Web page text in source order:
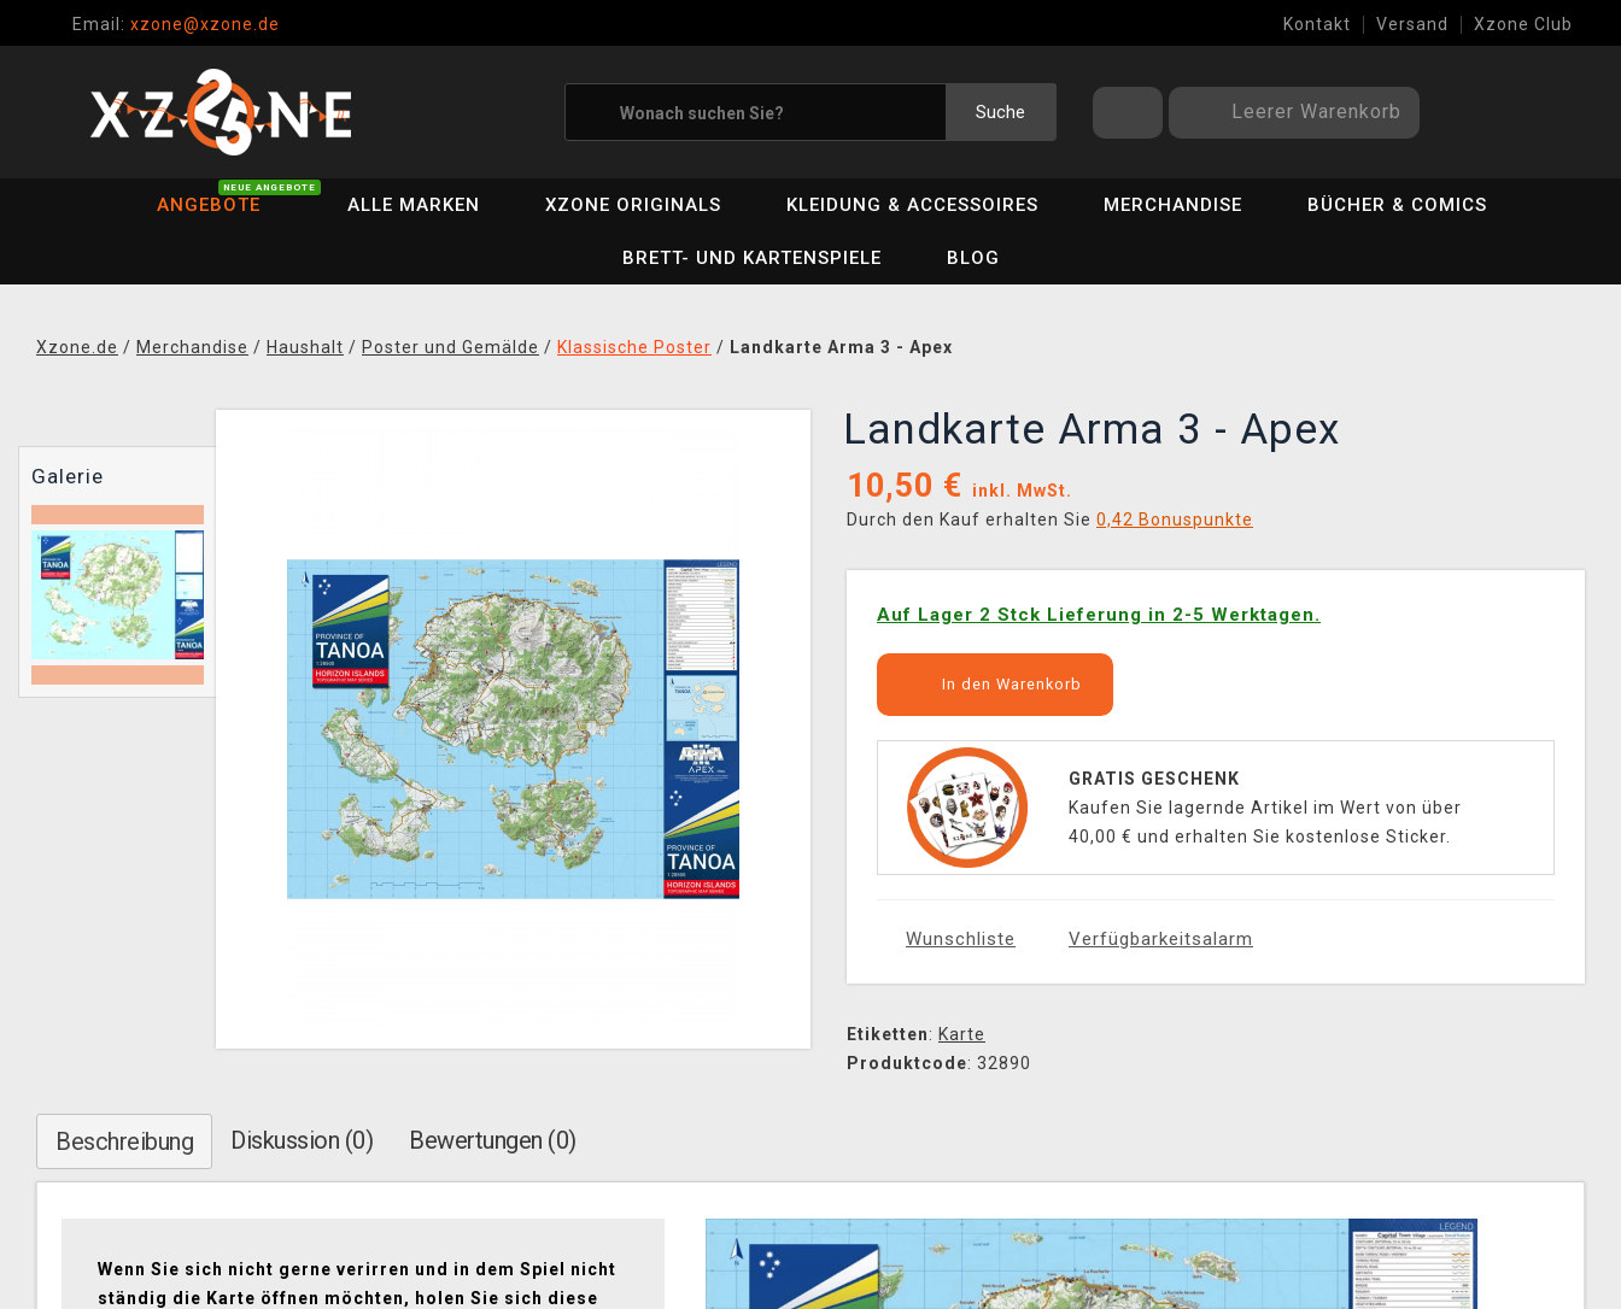
Email: xzone@xzone.de Kontakt Versand Xzone Club
Suche Leerer Warenkorb
ANGEBOTE
NEUE ANGEBOTE
ALLE MARKEN XZONE ORIGINALS KLEIDUNG & ACCESSOIRES MERCHANDISE BÜCHER & COMICS
BRETT- UND KARTENSPIELE BLOG
Xzone.de / Merchandise / Haushalt / Poster und Gemälde / Klassische Poster / Landkarte Arma 3 - Apex
Galerie
Landkarte Arma 3 - Apex
10,50 €
inkl. MwSt.
Durch den Kauf erhalten Sie 0,42 Bonuspunkte
Auf Lager 2 Stck Lieferung in 2-5 Werktagen.
In den Warenkorb
GRATIS GESCHENK
Kaufen Sie lagernde Artikel im Wert von über
40,00 € und erhalten Sie kostenlose Sticker.
Wunschliste Verfügbarkeitsalarm
Etiketten: Karte
Produktcode: 32890
Beschreibung Diskussion (0) Bewertungen (0)
Wenn Sie sich nicht gerne verirren und in dem Spiel nicht
ständig die Karte öffnen möchten, holen Sie sich diese